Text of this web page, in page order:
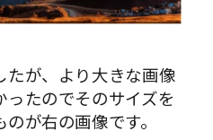
たが、より大きな画像
ったのでそのサイズを
が右の画像です。